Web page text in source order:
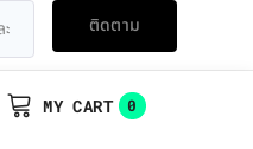
ติดตาม
MY CART 0